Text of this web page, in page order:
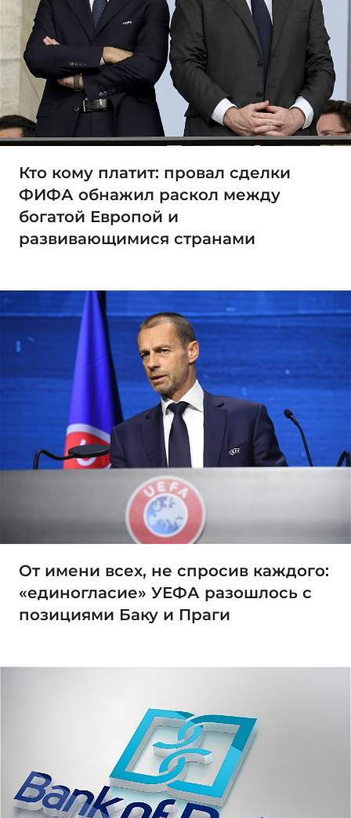
Кто кому платит: провал сделки
ФИФА обнажил раскол между
богатой Европой и
развивающимися странами
От имени всех, не спросив каждого:
«единогласие» УЕФА разошлось с
позициями Баку и Праги